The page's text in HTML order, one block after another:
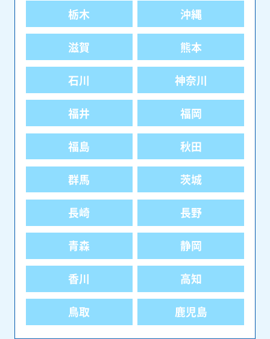
栃木 沖縄
滋賀 熊本
石川 神奈川
福井 福岡
福島 秋田
群馬 茨城
長崎 長野
青森 静岡
香川 高知
鳥取 鹿児島